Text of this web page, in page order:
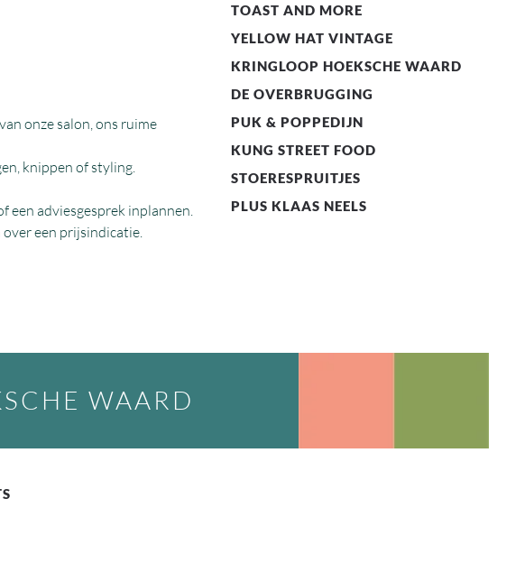
onze salon, ons ruime
knippen of styling.
een adviesgesprek inplannen.
een prijsindicatie.
TOAST AND MORE
YELLOW HAT VINTAGE
KRINGLOOP HOEKSCHE WAARD
DE OVERBRUGGING
PUK & POPPEDIJN
KUNG STREET FOOD
STOERESPRUITJES
PLUS KLAAS NEELS
WAARD